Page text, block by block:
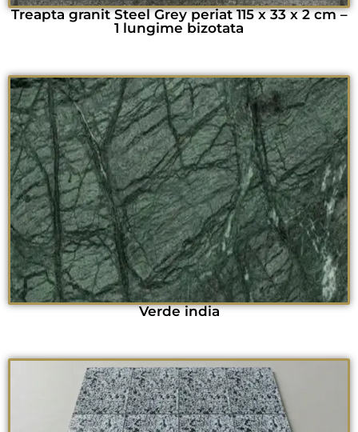
Treapta granit Steel Grey periat 115 x 33 x 2 cm –
1 lungime bizotata
Verde india